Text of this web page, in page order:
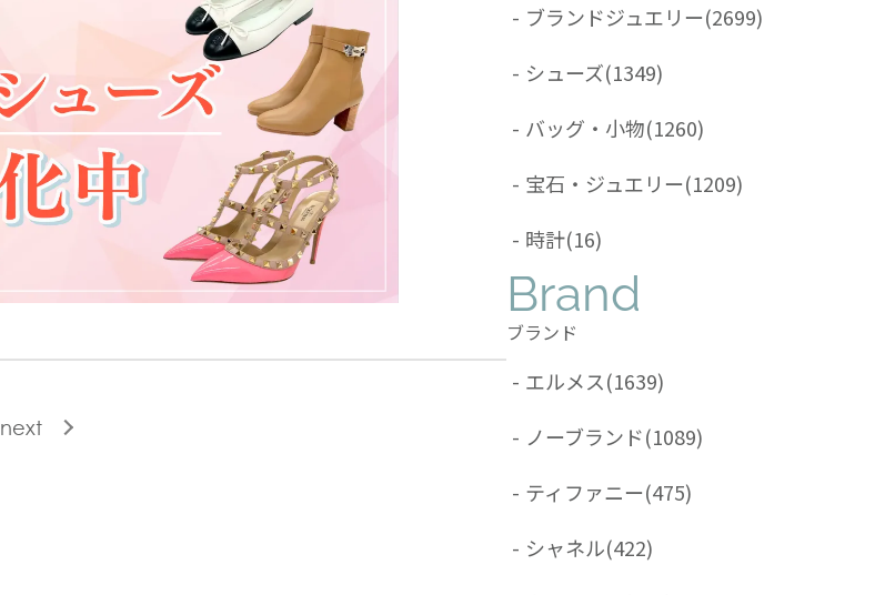
next
- ブランドジュエリー(2699)
- シューズ(1349)
- バッグ・小物(1260)
- 宝石・ジュエリー(1209)
- 時計(16)
Brand
ブランド
- エルメス(1639)
- ノーブランド(1089)
- ティファニー(475)
- シャネル(422)